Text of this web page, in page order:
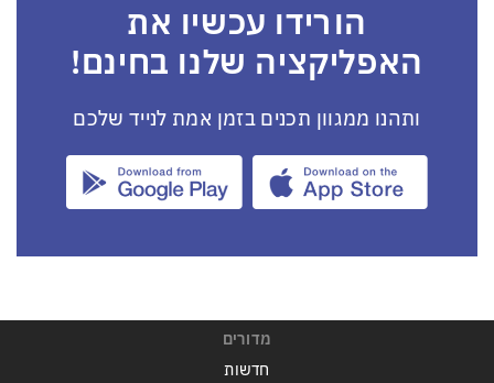
הורידו עכשיו את
האפליקציה שלנו בחינם!
ותהנו ממגוון תכנים בזמן אמת לנייד שלכם
מדורים
חדשות